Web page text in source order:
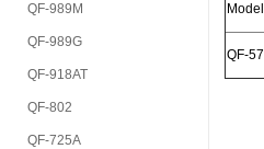
QF-989M
QF-989G
QF-918AT
QF-802
QF-725A
Model
QF-57